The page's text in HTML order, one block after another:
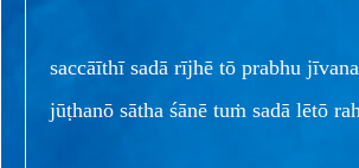
saccāīthī sadā rījhē tō prabhu
jūṭhanō sātha śānē tuṁ sadā lētō